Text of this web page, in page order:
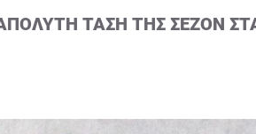
ΤΆΣΗ ΤΗΣ ΣΕΖΌΝ